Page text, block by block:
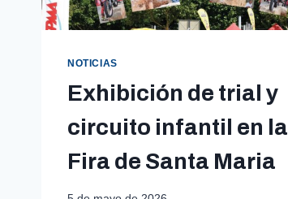
NOTICIAS
Exhibición de trial y
circuito infantil en la
Fira de Santa Maria